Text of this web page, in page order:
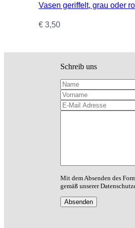
können
werden
Vasen geriffelt, grau oder
€ 3,50
Schreib uns
Name
Vorname
E-Mail Adresse
Deine Nachricht
Mit dem Absenden des
gemäß unserer